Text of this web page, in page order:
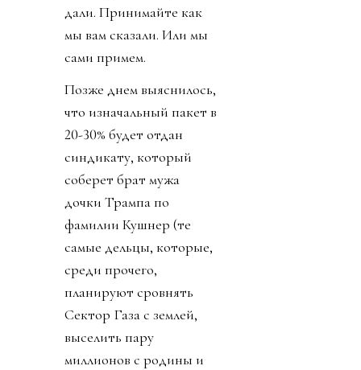
дали. Принимайте как
мы вам сказали. Или мы
сами примем.
Позже днем выяснилось,
что изначальный пакет в
20-30% будет отдан
синдикату, который
соберет брат мужа
дочки Трампа по
фамилии Кушнер (те
самые дельцы, которые,
среди прочего,
планируют сровнять
Сектор Газа с землей,
выселить пару
миллионов с родины и